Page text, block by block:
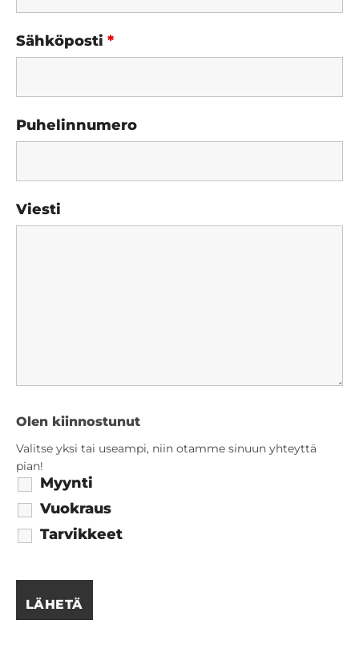
Sähköposti *
Puhelinnumero
Viesti
Olen kiinnostunut
Myynti
Vuokraus
Tarvikkeet
Valitse yksi tai useampi, niin otamme sinuun yhteyttä
pian!